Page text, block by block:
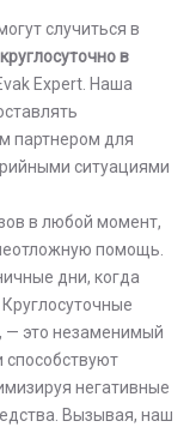
случиться в
в
Expert. Наша
партнером для
ситуациями
в любой момент,
помощь.
дни, когда
, — это незаменимый
способствуют
негативные
Вызывая, наш